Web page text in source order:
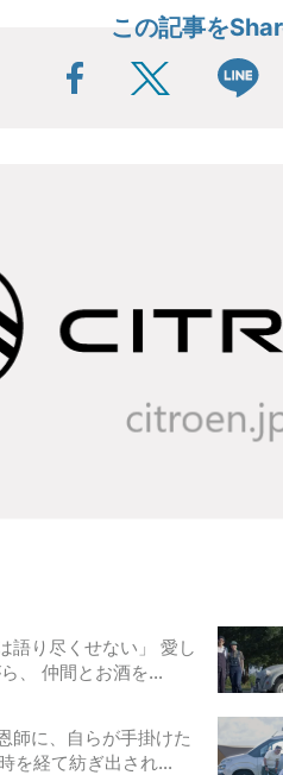
この記事を
語り尽くせない」 愛し
、 仲間とお酒を…
師に、自らが手掛けた
を経て紡ぎ出され…